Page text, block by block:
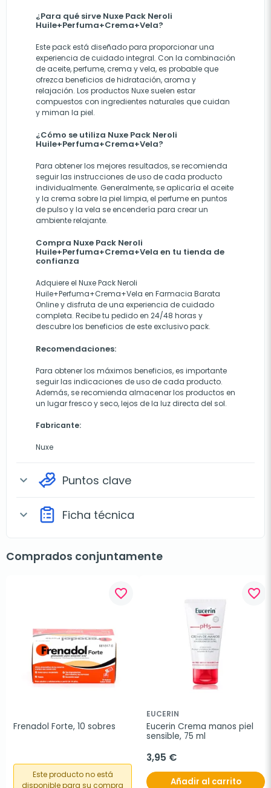
¿Para qué sirve Nuxe Pack Neroli
Huile+Perfuma+Crema+Vela?
Este pack está diseñado para proporcionar una
experiencia de cuidado integral. Con la combinación
de aceite, perfume, crema y vela, es probable que
ofrezca beneficios de hidratación, aroma y
relajación. Los productos Nuxe suelen estar
compuestos con ingredientes naturales que cuidan
y miman la piel.
¿Cómo se utiliza Nuxe Pack Neroli
Huile+Perfuma+Crema+Vela?
Para obtener los mejores resultados, se recomienda
seguir las instrucciones de uso de cada producto
individualmente. Generalmente, se aplicaría el aceite
y la crema sobre la piel limpia, el perfume en puntos
de pulso y la vela se encendería para crear un
ambiente relajante.
Compra Nuxe Pack Neroli
Huile+Perfuma+Crema+Vela en tu tienda de
confianza
Adquiere el Nuxe Pack Neroli
Huile+Perfuma+Crema+Vela en Farmacia Barata
Onliney disfruta de una experiencia de cuidado
completa. Recibe tu pedido en 24/48 horas y
descubre los beneficios de este exclusivo pack.
Recomendaciones:
Para obtener los máximos beneficios, es importante
seguir las indicaciones de uso de cada producto.
Además, se recomienda almacenar los productos en
un lugar fresco y seco, lejos de la luz directa del sol.
Fabricante:
Nuxe
expand_more Puntos clave
expand_more Ficha técnica
Comprados conjuntamente
favorite_border
Frenadol Forte, 10 sobres
Este producto no está
disponible para su compra
favorite_border
EUCERIN
Eucerin Crema manos piel
sensible, 75 ml
3,95 €
Añadir al carrito